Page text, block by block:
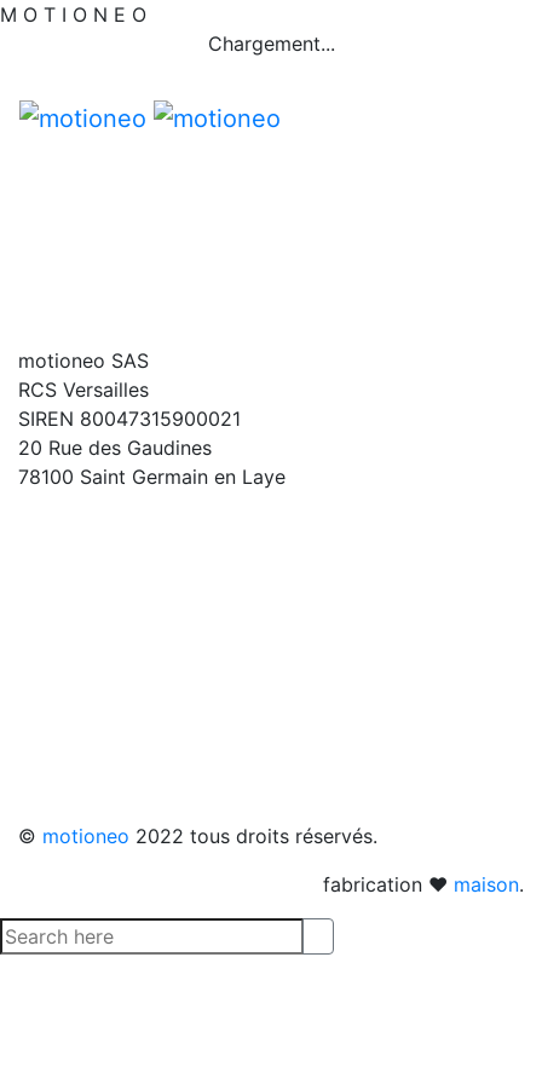
M O T I O N E O
Chargement...
motioneo SAS
RCS Versailles
SIREN 80047315900021
20 Rue des Gaudines
78100 Saint Germain en Laye
© motioneo 2022 tous droits réservés.
fabrication ❤ maison.